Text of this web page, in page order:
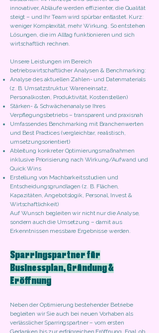
innovativer, Abläufe werden effizienter, die Qualität
steigt – und Ihr Team wird spürbar entlastet. Kurz:
weniger Komplexität, mehr Wirkung. So entstehen
Lösungen, die im Alltag funktionieren und sich
wirtschaftlich rechnen.
Unsere Leistungen im Bereich
betriebswirtschaftlicher Analysen & Benchmarking:
Analyse des aktuellen Zahlen- und Datenmaterials
(z. B. Umsatzstruktur, Wareneinsatz,
Personalkosten, Produktivität, Kostenstellen)
Stärken- & Schwächenanalyse Ihres
Verpflegungsbetriebs – transparent und praxisnah
Umfassendes Benchmarking mit Branchenwerten
und Best Practices (vergleichbar, realistisch,
umsetzungsorientiert)
Ableitung konkreter Optimierungsmaßnahmen
inklusive Priorisierung nach Wirkung/Aufwand und
Quick Wins
Erstellung von Machbarkeitsstudien und
Entscheidungsgrundlagen (z. B. Flächen,
Kapazitäten, Angebotslogik, Personal, Invest &
Wirtschaftlichkeit)
Auf Wunsch begleiten wir nicht nur die Analyse,
sondern auch die Umsetzung – damit aus
Erkenntnissen messbare Ergebnisse werden.
Sparringspartner für
Businessplan, Gründung &
Eröffnung
Neben der Optimierung bestehender Betriebe
begleiten wir Sie auch bei neuen Vorhaben als
verlässlicher Sparringspartner – vom ersten
Gedanken bis zur erfolgreichen Eröffnung. Egal, ob